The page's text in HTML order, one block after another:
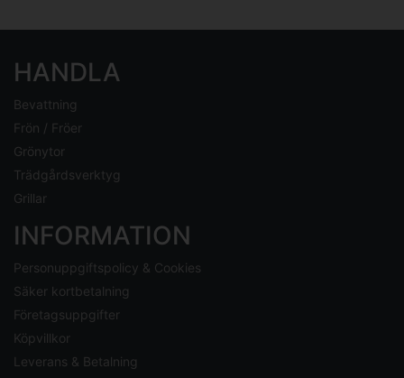
HANDLA
Bevattning
Frön / Fröer
Grönytor
Trädgårdsverktyg
Grillar
INFORMATION
Personuppgiftspolicy & Cookies
Säker kortbetalning
Företagsuppgifter
Köpvillkor
Leverans & Betalning